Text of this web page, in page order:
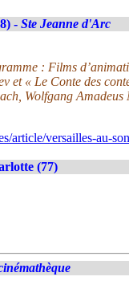
- Ste Jeanne d'Arc
: Films
et « Le Conte des
Wolfgang Amadeus
article/versailles-au-
(77)